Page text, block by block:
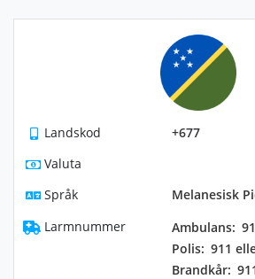
Landskod
+677
Valuta
Språk
Melanesisk
Larmnummer
Ambulans:
Polis: 911
Brandkår: